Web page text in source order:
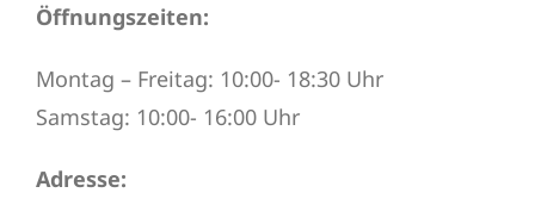
Öffnungszeiten:
Montag – Freitag: 10:00- 18:30 Uhr
Samstag: 10:00- 16:00 Uhr
Adresse: